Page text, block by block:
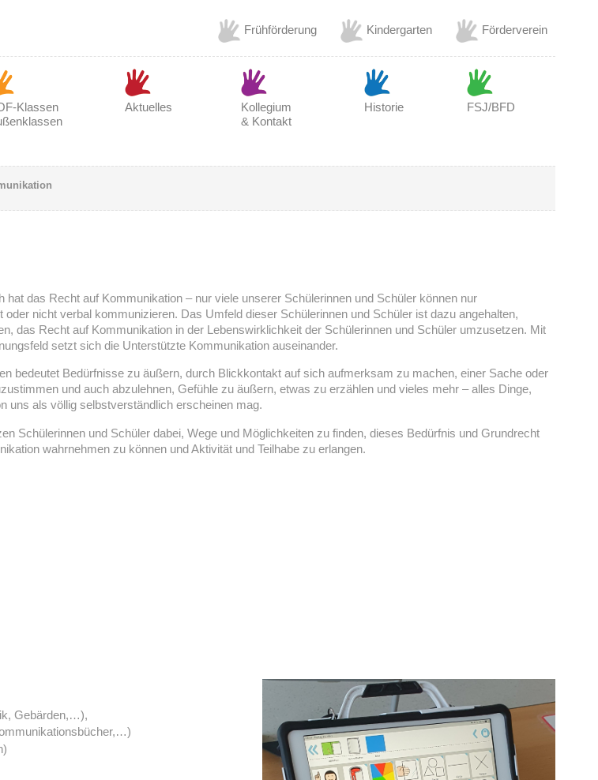
(Externer Link öffnet
Förderverein
(Externer Link öffnet in einem neuen
Kindergarten
(Externer Link öffnet in einem neuen Browserfenster)
Frühförderung
Klassen
Aktuelles
Kollegium
& Kontakt
Historie FSJ/BFD
hat das Recht auf Kommunikation – nur viele unserer Schülerinnen und Schüler können nur
oder nicht verbal kommunizieren. Das Umfeld dieser Schülerinnen und Schüler ist dazu angehalten,
das Recht auf Kommunikation in der Lebenswirklichkeit der Schülerinnen und Schüler umzusetzen. Mit
setzt sich die Unterstützte Kommunikation auseinander.
bedeutet Bedürfnisse zu äußern, durch Blickkontakt auf sich aufmerksam zu machen, einer Sache oder
und auch abzulehnen, Gefühle zu äußern, etwas zu erzählen und vieles mehr – alles Dinge,
uns als völlig selbstverständlich erscheinen mag.
Schülerinnen und Schüler dabei, Wege und Möglichkeiten zu finden, dieses Bedürfnis und Grundrecht
wahrnehmen zu können und Aktivität und Teilhabe zu erlangen.
Gebärden,…),